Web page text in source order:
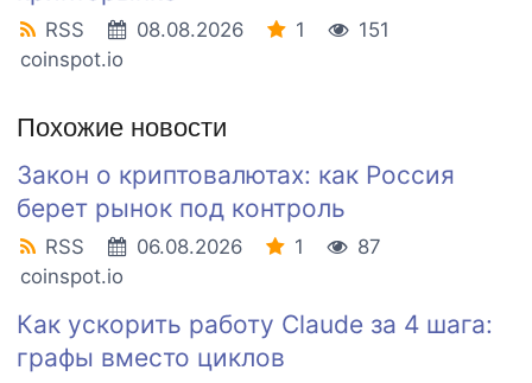
RSS 08.08.2026 1
151
coinspot.io
Похожие новости
Закон о криптовалютах: как Россия
берет рынок под контроль
RSS 06.08.2026 1
87
coinspot.io
Как ускорить работу Claude за 4 шага:
графы вместо циклов